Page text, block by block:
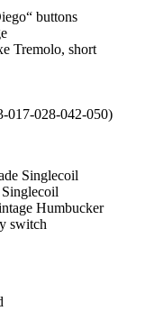
buttons
Tremolo, short
017-028-042-050)
Singlecoil
Humbucker
switch